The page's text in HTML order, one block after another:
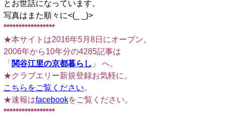
とお世話になっています。
写真はまた順々に<(_ _)>
*****************
★本サイトは2016年5月8日にオープン。
2006年から10年分の4285記事は
「 関谷江里の京都暮らし 」 へ。
★クラブエリー新規登録お気軽に。
こちらをご覧ください。
★速報はfacebookをご覧ください。
*****************